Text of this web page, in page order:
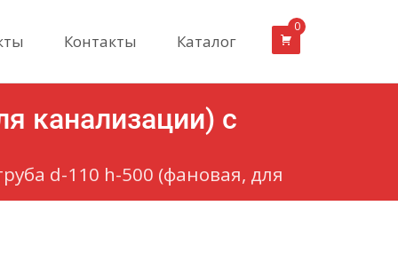
Контакты Каталог
0
канализации) с
d-110 h-500 (фановая, для